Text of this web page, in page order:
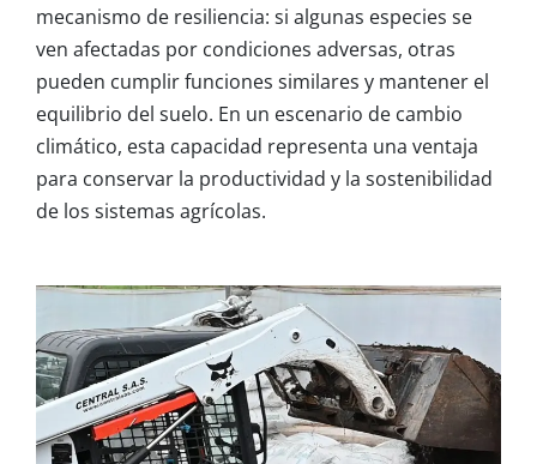
mecanismo de resiliencia: si algunas especies se
ven afectadas por condiciones adversas, otras
pueden cumplir funciones similares y mantener el
equilibrio del suelo. En un escenario de cambio
climático, esta capacidad representa una ventaja
para conservar la productividad y la sostenibilidad
de los sistemas agrícolas.